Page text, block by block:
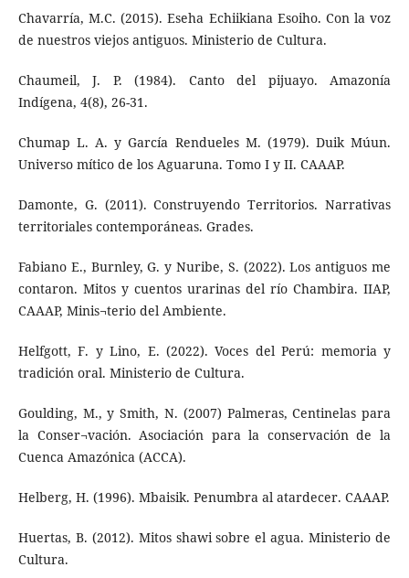
Chavarría, M.C. (2015). Eseha Echiikiana Esoiho. Con la voz
de nuestros viejos antiguos. Ministerio de Cultura.
Chaumeil, J. P. (1984). Canto del pijuayo. Amazonía
Indígena, 4(8), 26-31.
Chumap L. A. y García Rendueles M. (1979). Duik Múun.
Universo mítico de los Aguaruna. Tomo I y II. CAAAP.
Damonte, G. (2011). Construyendo Territorios. Narrativas
territoriales contemporáneas. Grades.
Fabiano E., Burnley, G. y Nuribe, S. (2022). Los antiguos me
contaron. Mitos y cuentos urarinas del río Chambira. IIAP,
CAAAP, Minis¬terio del Ambiente.
Helfgott, F. y Lino, E. (2022). Voces del Perú: memoria y
tradición oral. Ministerio de Cultura.
Goulding, M., y Smith, N. (2007) Palmeras, Centinelas para
la Conser¬vación. Asociación para la conservación de la
Cuenca Amazónica (ACCA).
Helberg, H. (1996). Mbaisik. Penumbra al atardecer. CAAAP.
Huertas, B. (2012). Mitos shawi sobre el agua. Ministerio de
Cultura.